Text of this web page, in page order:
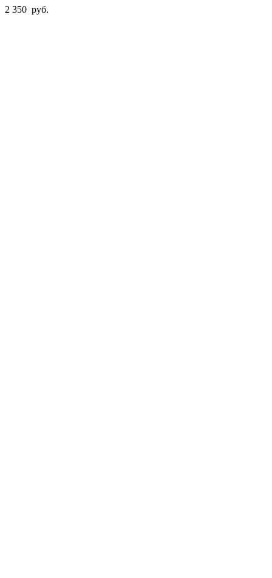
2 350 руб.